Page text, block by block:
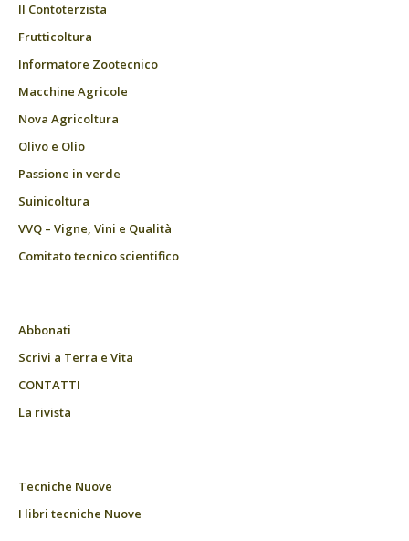
Il Contoterzista
Frutticoltura
Informatore Zootecnico
Macchine Agricole
Nova Agricoltura
Olivo e Olio
Passione in verde
Suinicoltura
VVQ – Vigne, Vini e Qualità
Comitato tecnico scientifico
Abbonati
Scrivi a Terra e Vita
CONTATTI
La rivista
Tecniche Nuove
I libri tecniche Nuove